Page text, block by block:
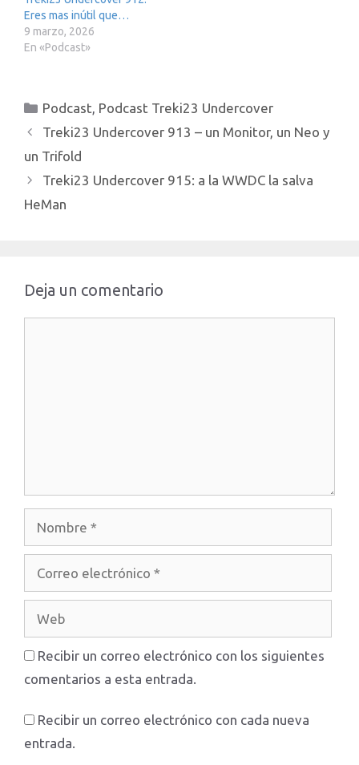
Eres mas inútil que…
9 marzo, 2026
En «Podcast»
Categorías
Podcast, Podcast Treki23 Undercover
Treki23 Undercover 913 – un Monitor, un Neo y
un Trifold
Treki23 Undercover 915: a la WWDC la salva
HeMan
Deja un comentario
Recibir un correo electrónico con los siguientes
comentarios a esta entrada.
Recibir un correo electrónico con cada nueva
entrada.